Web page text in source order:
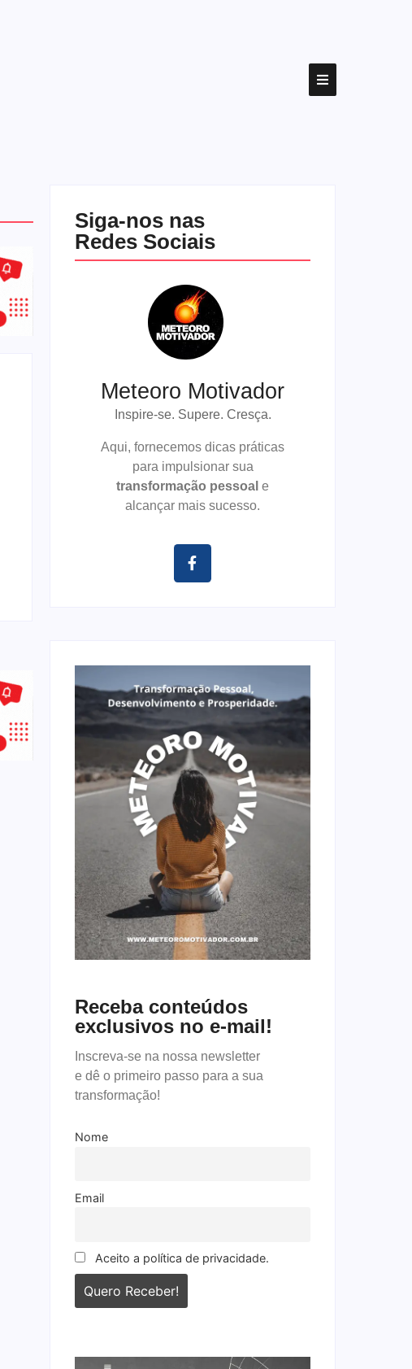
Siga-nos nas
Redes Sociais
Meteoro Motivador
Inspire-se. Supere. Cresça.
Aqui, fornecemos dicas práticas
para impulsionar sua
transformação pessoal e
alcançar mais sucesso.
Receba conteúdos
exclusivos no e-mail!
Inscreva-se na nossa newsletter
e dê o primeiro passo para a sua
transformação!
Nome
Email
Aceito a política de privacidade.